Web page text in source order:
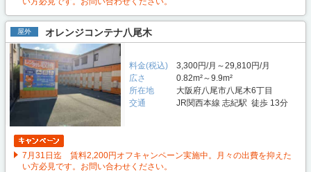
屋外 オレンジコンテナ八尾木
料金(税込)
3,300円/月～29,810円/月
広さ
0.82m²～9.9m²
所在地
大阪府八尾市八尾木6丁目
交通
JR関西本線 志紀駅 徒歩 13分
7月31日迄 賃料2,200円オフキャンペーン実施中。月々の出費を抑えた
い方必見です。お問い合わせください。